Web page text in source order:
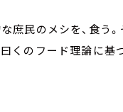
庶民のメシを、食う
くのフード理論に基